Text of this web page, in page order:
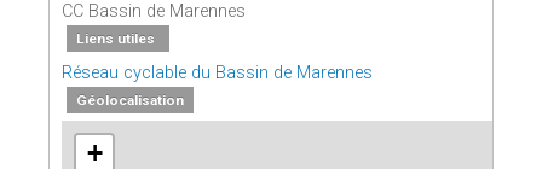
CC Bassin de Marennes
Liens utiles
Réseau cyclable du Bassin de Marennes
Géolocalisation
+